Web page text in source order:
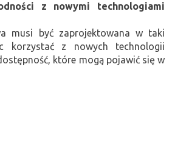
z nowymi technologiami
musi być zaprojektowana w taki
korzystać z nowych technologii
które mogą pojawić się w